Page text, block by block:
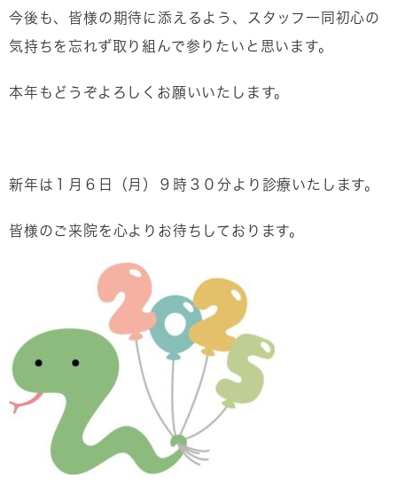
今後も、皆様の期待に添えるよう、スタッフ一同初心の
気持ちを忘れず取り組んで参りたいと思います。
本年もどうぞよろしくお願いいたします。
新年は１月６日（月）９時３０分より診療いたします。
皆様のご来院を心よりお待ちしております。